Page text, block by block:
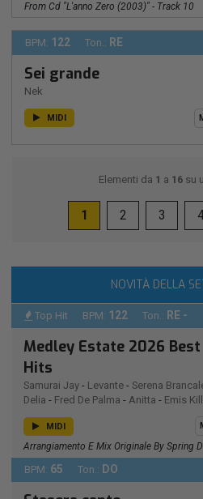
From Cd "l'anno Zero (2003)" - Track 10
BPM: 122 Ton.: RE
Sei grande
Nek
MIDI
Elementi da 1 a 16su
1 2 3
NOVITÀ DELLA
Top Hit BPM: 122 Ton.: RE -
Medley Estate 2026 Best
Hits
Samurai Jay - Levante - Serena
Delia - Fred De Palma - Anitta - Emis
MIDI
Arrangiamento E Mix Originale By Spring
BPM: 65 Ton.: DO